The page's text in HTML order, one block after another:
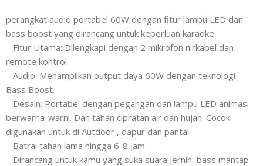
perangkat audio portabel 60W dengan fitur lampu LED dan
bass boost yang dirancang untuk keperluan karaoke.
– Fitur Utama: Dilengkapi dengan 2 mikrofon nirkabel dan
remote kontrol.
– Audio: Menampilkan output daya 60W dengan teknologi
Bass Boost.
– Desain: Portabel dengan pegangan dan lampu LED animasi
berwarna-warni. Dan tahan cipratan air dan hujan. Cocok
digunakan untuk di Autdoor , dapur dan pantai
– Batrai tahan lama hingga 6-8 jam
– Dirancang untuk kamu yang suka suara jernih, bass mantap